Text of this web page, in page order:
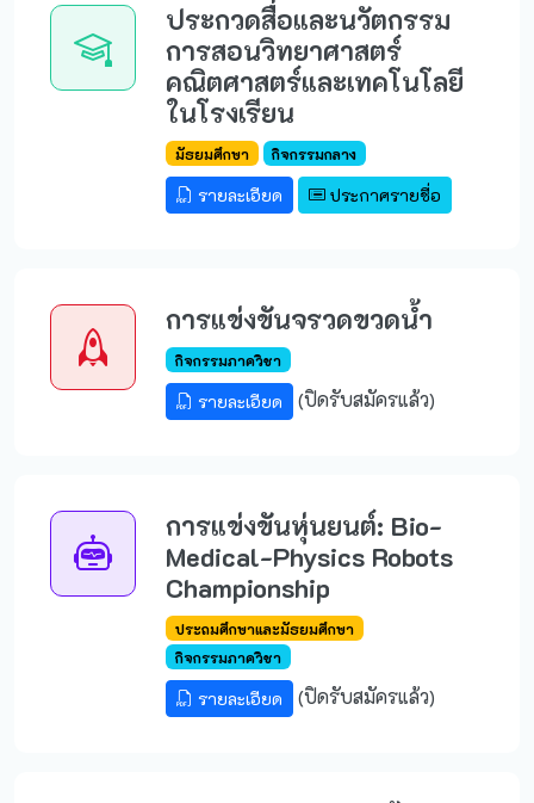
ประกวดสื่อและนวัตกรรม
การสอนวิทยาศาสตร์
คณิตศาสตร์และเทคโนโลยี
ในโรงเรียน
มัธยมศึกษา กิจกรรมกลาง
รายละเอียด ประกาศรายชื่อ
การแข่งขันจรวดขวดน้ำ
กิจกรรมภาควิชา
รายละเอียด (ปิดรับสมัครแล้ว)
การแข่งขันหุ่นยนต์: Bio-
Medical-Physics Robots
Championship
ประถมศึกษาและมัธยมศึกษา
กิจกรรมภาควิชา
รายละเอียด (ปิดรับสมัครแล้ว)